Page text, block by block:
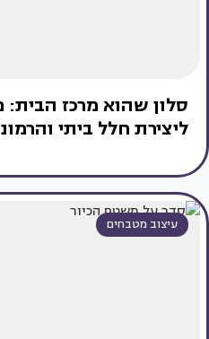
סלון שהוא מרכז הבית:
ליצירת חלל ביתי
עיצוב מטבחים